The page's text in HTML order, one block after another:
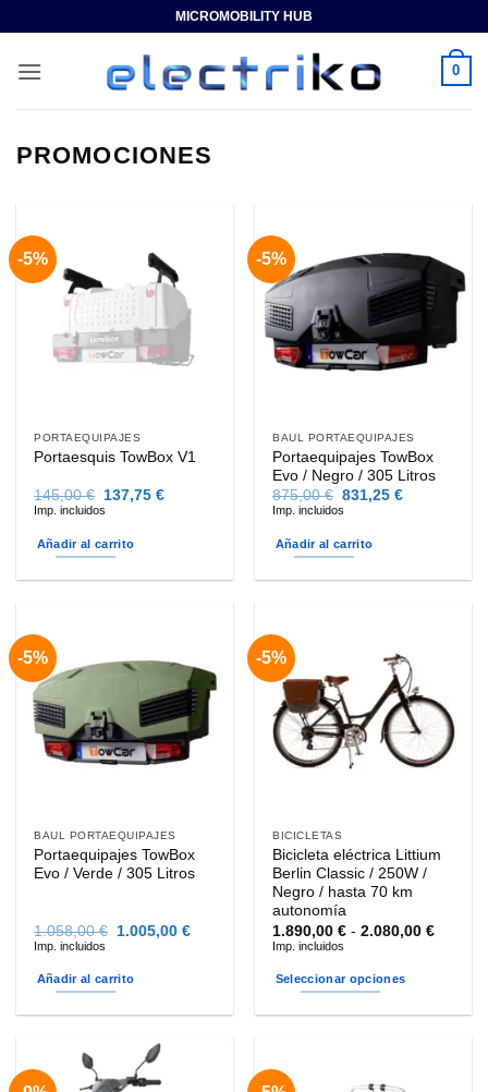
contenido
MICROMOBILITY HUB
0
PROMOCIONES
-5%
PORTAEQUIPAJES
Portaesquis TowBox V1
145,00€ El
precio
era:
145,00 €.
137,75€El
Imp. incluidos
Añadir al carrito
-5%
BAUL PORTAEQUIPAJES
Portaequipajes TowBox
Evo / Negro / 305 Litros
875,00€ El
precio
era:
875,00 €.
831,25€El
Imp. incluidos
Añadir al carrito
-5%
BAUL PORTAEQUIPAJES
Portaequipajes TowBox
Evo / Verde / 305 Litros
1.058,00€ El
precio
era:
1.058,00 €.
1.005,00€El
Imp. incluidos
Añadir al carrito
-5%
BICICLETAS
Bicicleta eléctrica Littium
Berlin Classic / 250W /
Negro / hasta 70 km
autonomía
1.890,00€ - 2.080,00€Rango
Imp. incluidos
Seleccionar opciones
múltiples